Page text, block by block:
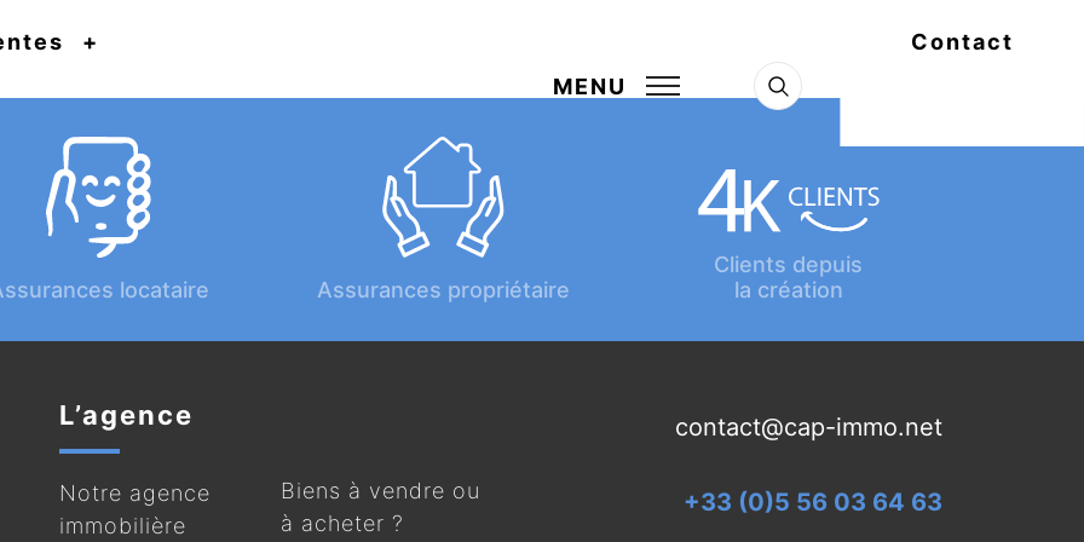
MENU
Contact
locataire Assurances propriétaire
Clients depuis
la création
L’agence
Notre agence
immobilière
Biens à vendre ou
à acheter ?
contact@cap-immo.net
+33 (0)5 56 03 64 63